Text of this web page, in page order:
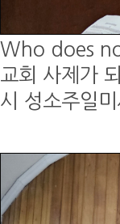
Who does
교회 사제가
시 성소주일